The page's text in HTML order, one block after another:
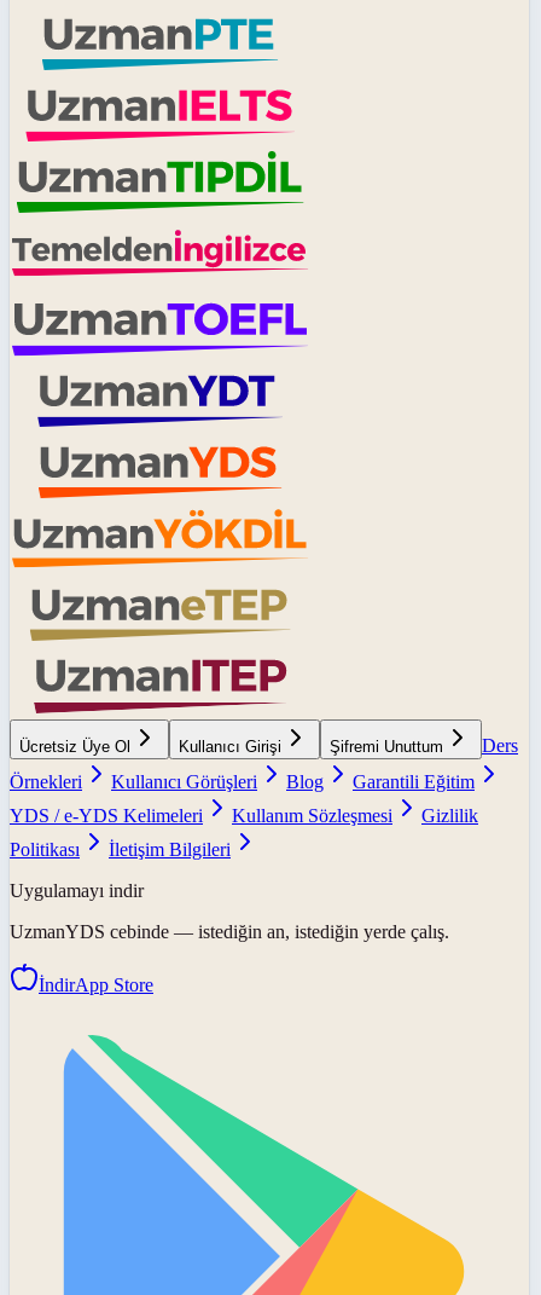
Ücretsiz Üye Ol Kullanıcı Girişi Şifremi Unuttum
Ders
Örnekleri
Kullanıcı Görüşleri Blog
Garantili Eğitim
YDS / e-YDS Kelimeleri
Kullanım Sözleşmesi
Gizlilik
Politikası
İletişim Bilgileri
Uygulamayı indir
UzmanYDS cebinde — istediğin an, istediğin yerde çalış.
İndirApp Store